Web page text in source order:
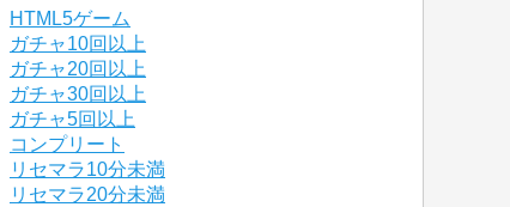
HTML5ゲーム
ガチャ10回以上
ガチャ20回以上
ガチャ30回以上
ガチャ5回以上
コンプリート
リセマラ10分未満
リセマラ20分未満